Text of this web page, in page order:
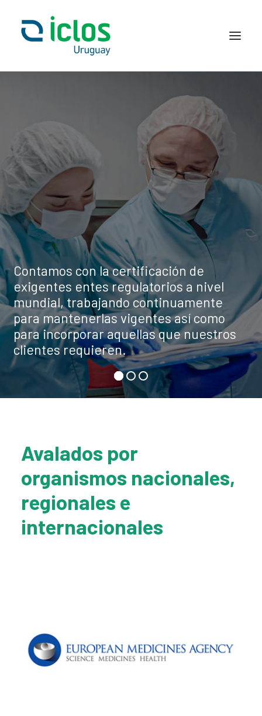
Nos avalan
Únetenos
Responsabilidad
Farmacovigilancia
Contacto
Acceso Empleados
ICLOS en el mundo
Español
Search
Contamos con la certificación de
exigentes entes regulatorios a nivel
mundial, trabajando continuamente
para mantenerlas vigentes así como
para incorporar aquellas que nuestros
clientes requieren.
Avalados por
organismos nacionales,
regionales e
internacionales